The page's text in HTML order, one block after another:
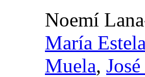
Noemí
María
Muela,